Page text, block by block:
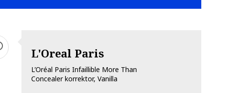
L'Oreal Paris
L’Oréal Paris Infaillible More Than
Concealer korrektor, Vanilla